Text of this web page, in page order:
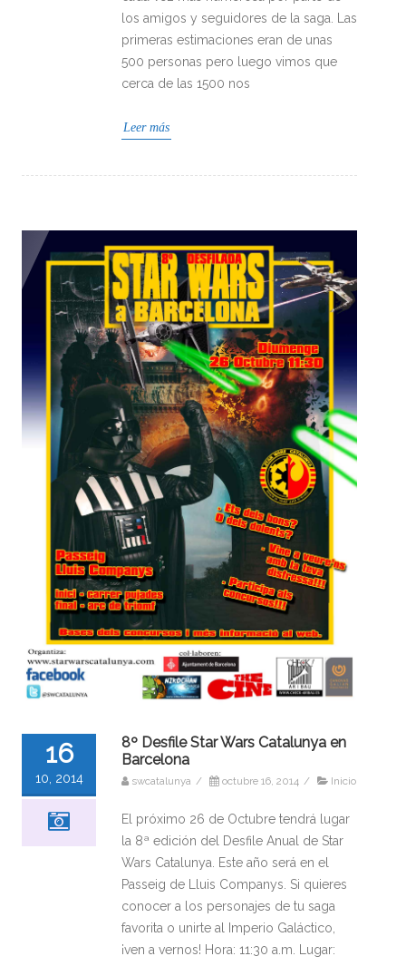
los amigos y seguidores de la saga. Las
primeras estimaciones eran de unas
500 personas pero luego vimos que
cerca de las 1500 nos
Leer más
16
10, 2014
8º Desfile Star Wars Catalunya en
Barcelona
swcatalunya / octubre 16, 2014 / Inicio
El próximo 26 de Octubre tendrá lugar
la 8ª edición del Desfile Anual de Star
Wars Catalunya. Este año será en el
Passeig de Lluis Companys. Si quieres
conocer a los personajes de tu saga
favorita o unirte al Imperio Galáctico,
¡ven a vernos! Hora: 11:30 a.m. Lugar: